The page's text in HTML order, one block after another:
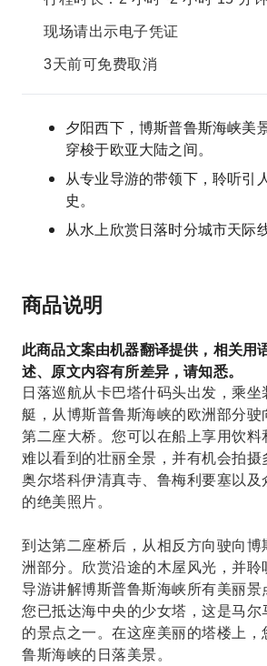
现场请出示电子凭证
3天前可免费取消
夕阳西下，博斯普鲁斯海峡美
穿梭于欧亚大陆之间。
从专业导游的带领下，聆听引
史。
从水上欣赏日落时分城市天际
商品说明
此商品文案由机器翻译提供，相关用
述、原文内容有所差异，请知悉。
日落巡航从卡巴塔什码头出发，乘
艇，从博斯普鲁斯海峡的欧洲部分驶
第二座大桥。您可以在船上享用饮料
难以看到的壮丽全景，并有机会拍摄
奥尔塔科伊清真寺、鲁梅利要塞以及
的绝美照片。
到达第二座桥后，从相反方向驶向博
洲部分。欣赏沿途的木屋风光，并聆
导游讲解博斯普鲁斯海峡所有美丽景
您已抵达海中央的少女塔，这是马尔
的景点之一。在这座美丽的塔楼上
鲁斯海峡的日落美景。